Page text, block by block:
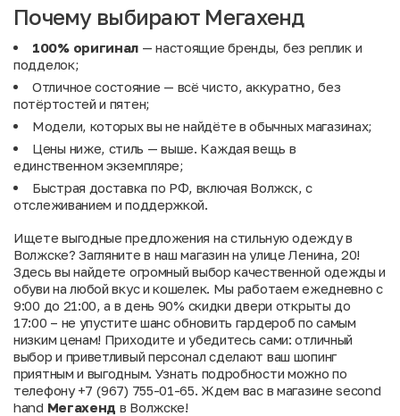
Почему выбирают Мегахенд
100% оригинал — настоящие бренды, без реплик и
подделок;
Отличное состояние — всё чисто, аккуратно, без
потёртостей и пятен;
Модели, которых вы не найдёте в обычных магазинах;
Цены ниже, стиль — выше. Каждая вещь в
единственном экземпляре;
Быстрая доставка по РФ, включая Волжск, с
отслеживанием и поддержкой.
Ищете выгодные предложения на стильную одежду в
Волжске? Загляните в наш магазин на улице Ленина, 20!
Здесь вы найдете огромный выбор качественной одежды и
обуви на любой вкус и кошелек. Мы работаем ежедневно с
9:00 до 21:00, а в день 90% скидки двери открыты до
17:00 – не упустите шанс обновить гардероб по самым
низким ценам! Приходите и убедитесь сами: отличный
выбор и приветливый персонал сделают ваш шопинг
приятным и выгодным. Узнать подробности можно по
телефону +7 (967) 755-01-65. Ждем вас в магазине second
hand Мегахенд в Волжске!